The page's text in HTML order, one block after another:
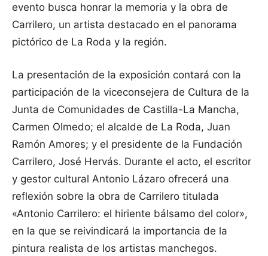
evento busca honrar la memoria y la obra de
Carrilero, un artista destacado en el panorama
pictórico de La Roda y la región.
La presentación de la exposición contará con la
participación de la viceconsejera de Cultura de la
Junta de Comunidades de Castilla-La Mancha,
Carmen Olmedo; el alcalde de La Roda, Juan
Ramón Amores; y el presidente de la Fundación
Carrilero, José Hervás. Durante el acto, el escritor
y gestor cultural Antonio Lázaro ofrecerá una
reflexión sobre la obra de Carrilero titulada
«Antonio Carrilero: el hiriente bálsamo del color»,
en la que se reivindicará la importancia de la
pintura realista de los artistas manchegos.